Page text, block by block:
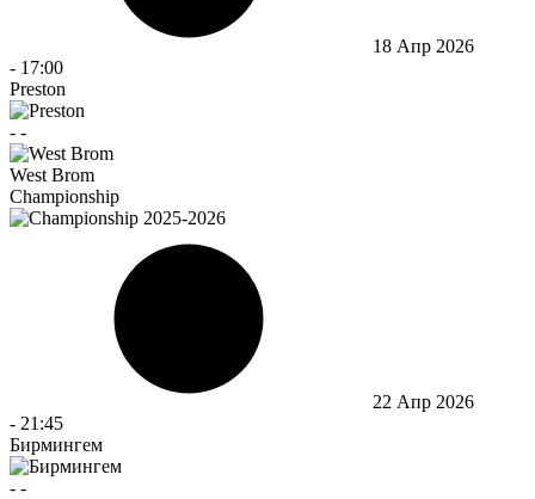
18 Апр 2026
- 17:00
Preston
- -
West Brom
Championship
22 Апр 2026
- 21:45
Бирмингем
- -